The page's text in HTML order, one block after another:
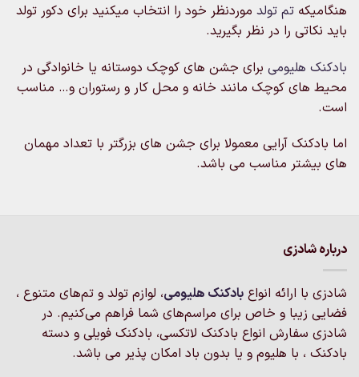
هنگامیکه تم تولد موردنظر خود را انتخاب میکنید برای دکور تولد
باید نکاتی را در نظر بگیرید.
بادکنک هلیومی برای جشن های کوچک دوستانه یا خانوادگی در
محیط های کوچک مانند خانه و محل کار و رستوران و… مناسب
است.
اما بادکنک آرایی معمولا برای جشن های بزرگتر با تعداد مهمان
های بیشتر مناسب می باشد.
درباره شادزی
شادزی با ارائه انواع بادکنک‌ هلیومی، لوازم تولد و تم‌های متنوع ،
فضایی زیبا و خاص برای مراسم‌های شما فراهم می‌کنیم. در
شادزی سفارش انواع بادکنک لاتکسی، بادکنک فویلی و دسته
بادکنک ، با هلیوم و یا بدون باد امکان پذیر می باشد.